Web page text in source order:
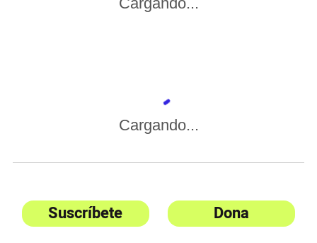
Cargando...
Suscríbete Dona